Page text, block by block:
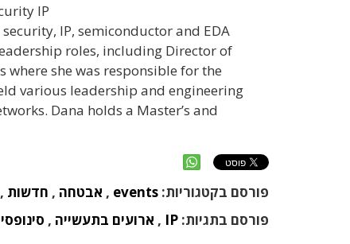
IP
IP, semiconductor and EDA
roles, including Director of
she was responsible for the
various leadership and engineering
Dana holds a Master’s and
פורסם בקטגוריות: events
, אבטחה , חדשות ,
פורסם בתגיות: IP
, ארועים בתעשייה ,